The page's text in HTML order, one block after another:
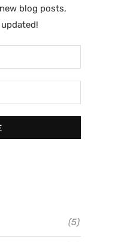
blog posts,
(5)